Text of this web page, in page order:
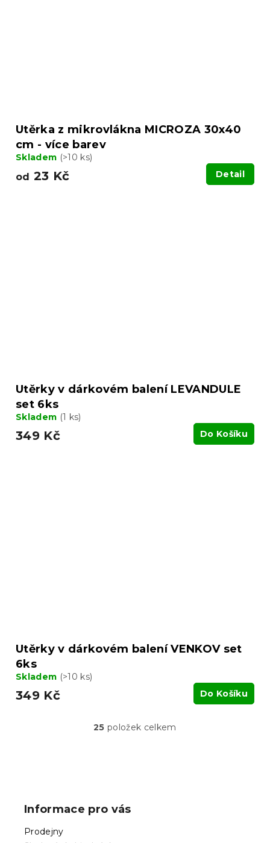
Utěrka z mikrovlákna MICROZA 30x40
cm - více barev
Skladem (>10 ks)
od 23 Kč Detail
Utěrky v dárkovém balení LEVANDULE
set 6ks
Skladem (1 ks)
349 Kč Do Košíku
Utěrky v dárkovém balení VENKOV set
6ks
Skladem (>10 ks)
349 Kč Do Košíku
O
25 položek celkem
Informace pro vás
Prodejny